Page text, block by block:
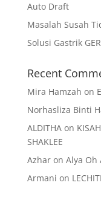
Auto Draft
Masalah Susah
Solusi Gastrik
Recent
Mira Hamzah on
Norhasliza Binti
ALDITHAon
SHAKLEE
Azharon Alya Oh
Armani on